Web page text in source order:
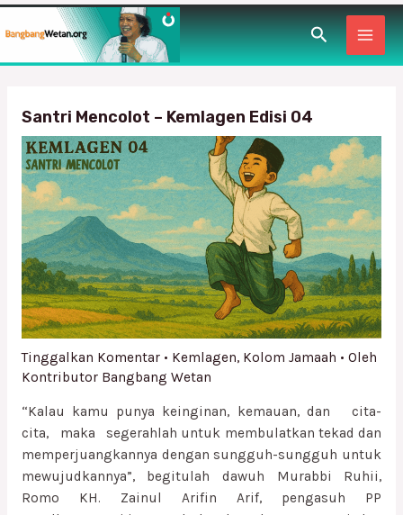
ke
Cari
Santri Mencolot – Kemlagen Edisi 04
Tinggalkan Komentar • Kemlagen, Kolom Jamaah • Oleh
Kontributor Bangbang Wetan
“Kalau kamu punya keinginan, kemauan, dan cita-
cita, maka segerahlah untuk membulatkan tekad dan
memperjuangkannya dengan sungguh-sungguh untuk
mewujudkannya”, begitulah dawuh Murabbi Ruhii,
Romo KH. Zainul Arifin Arif, pengasuh PP
navigation